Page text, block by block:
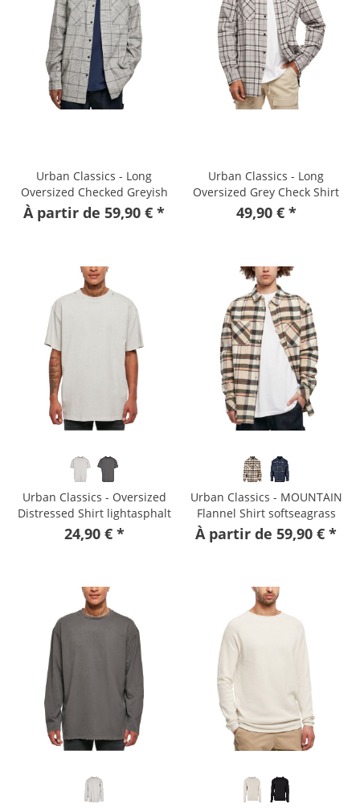
Urban Classics - Long
Oversized Checked Greyish
Shirt
À partir de 59,90 € *
Urban Classics - Long
Oversized Grey Check Shirt
49,90 € *
Urban Classics - Oversized
Distressed Shirt lightasphalt
24,90 € *
Urban Classics - MOUNTAIN
Flannel Shirt softseagrass
À partir de 59,90 € *